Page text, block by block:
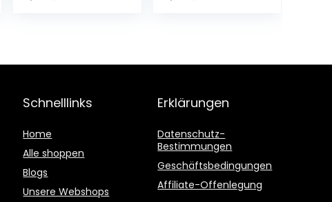
Schnelllinks
Home
Alle shoppen
Blogs
Unsere Webshops
Erklärungen
Datenschutz-
Bestimmungen
Geschäftsbedingungen
Affiliate-Offenlegung